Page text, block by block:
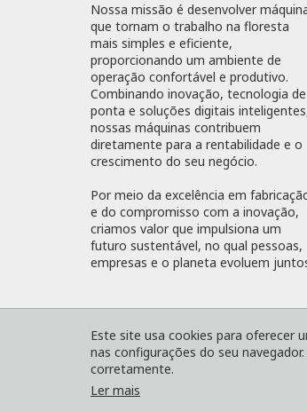
Nossa missão é desenvolver
que tornam o trabalho na floresta
mais simples e eficiente,
proporcionando um ambiente de
operação confortável e produtivo.
Combinando inovação, tecnologia de
ponta e soluções digitais
nossas máquinas contribuem
diretamente para a rentabilidade e o
crescimento do seu negócio.
Por meio da excelência em
e do compromisso com a inovação,
criamos valor que impulsiona um
futuro sustentável, no qual pessoas,
empresas e o planeta evoluem
® Komatsu Forest Mapa do
Este site usa cookies para oferecer
nas configurações do seu
corretamente.
Ler mais